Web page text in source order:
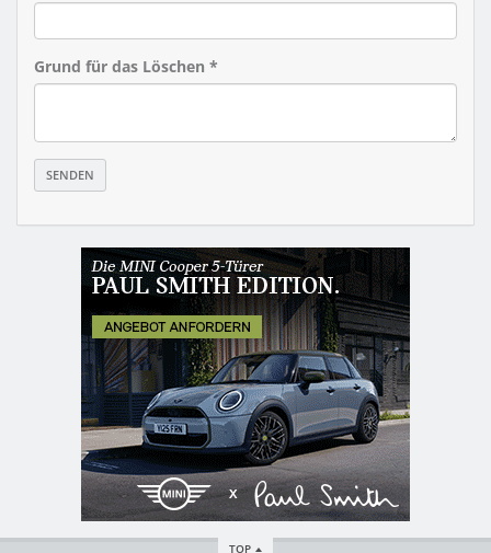
Grund für das Löschen *
TOP